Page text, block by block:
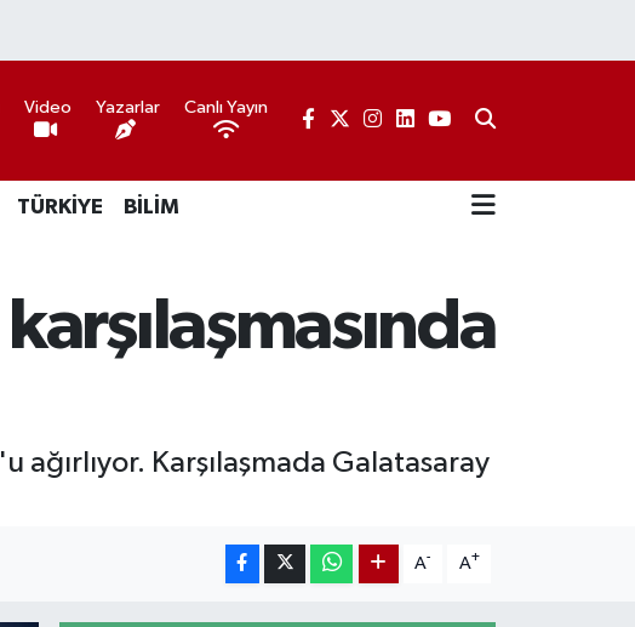
Video Yazarlar Canlı Yayın
TÜRKİYE BİLİM
ağırlıyor. Karşılaşmada Galatasaray
A- A+